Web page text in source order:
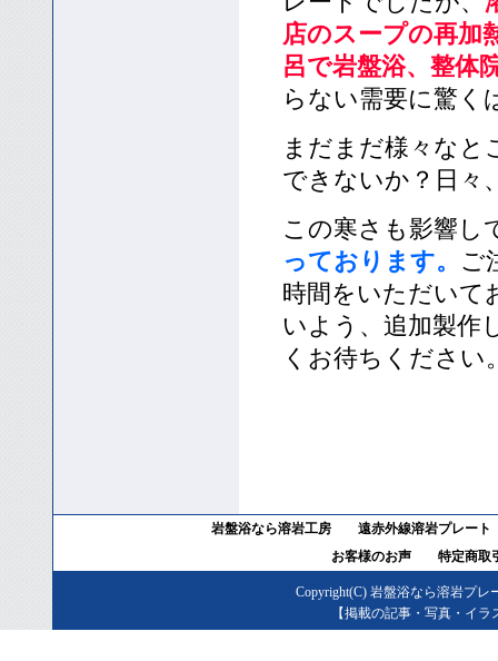
店のスープの再加
呂で岩盤浴、整体
らない需要に驚く
まだまだ様々なと
できないか？日々
この寒さも影響し
っております。 ご
時間をいただいて
いよう、追加製作
くお待ちください
岩盤浴なら溶岩工房
遠赤外線溶岩プレート
お客様のお声
特定商取
Copyright(C) 岩盤浴なら溶岩プレ
【掲載の記事・写真・イ